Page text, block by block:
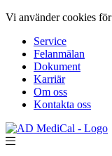
Vi använder cookies
Service
Felanmälan
Dokument
Karriär
Om oss
Kontakta oss